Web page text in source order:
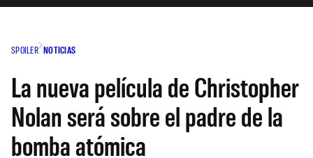
SPOILER NOTICIAS
La nueva película de Christopher
Nolan será sobre el padre de la
bomba atómica